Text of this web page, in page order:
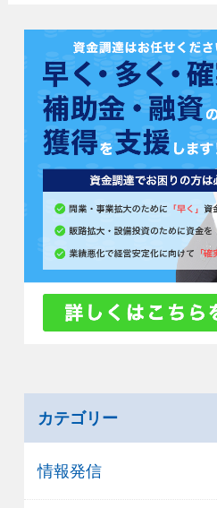
カテゴリー
情報発信